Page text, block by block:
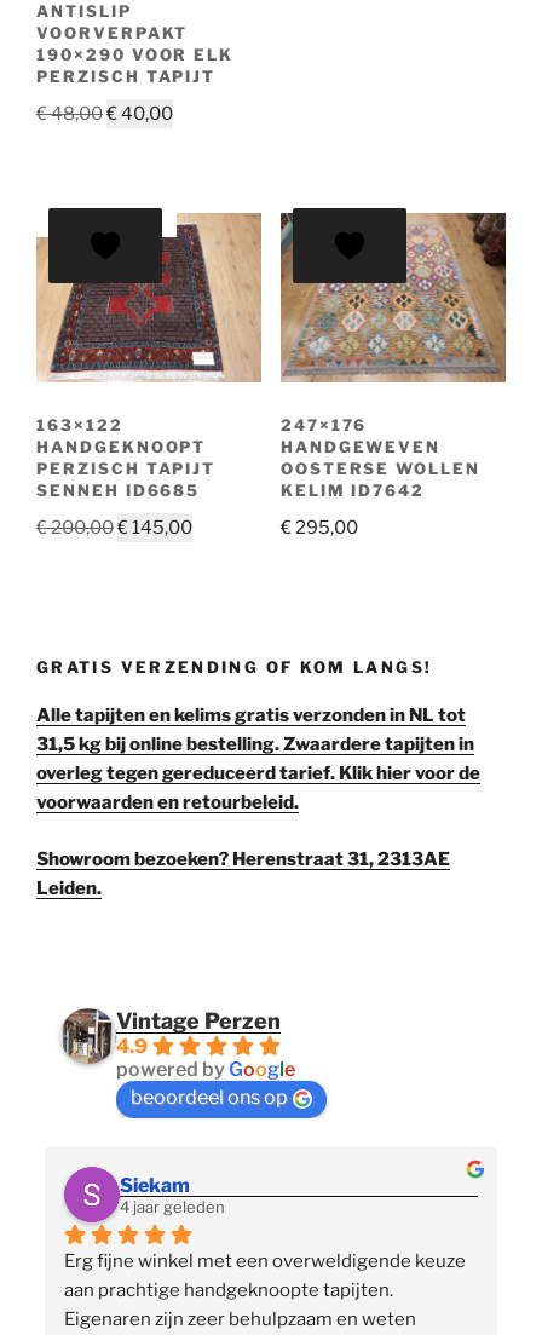
ANTISLIP
VOORVERPAKT
190×290 VOOR ELK
PERZISCH TAPIJT
€48,00Oorspronkelijke
€40,00Huidige
AANBIEDING!
163×122
HANDGEKNOOPT
PERZISCH TAPIJT
SENNEH ID6685
€200,00Oorspronkelijke
€145,00Huidige
247×176
HANDGEWEVEN
OOSTERSE WOLLEN
KELIM ID7642
€295,00
GRATIS VERZENDING OF KOM LANGS!
Alle tapijten en kelims gratis verzonden in NL tot
31,5 kg bij online bestelling. Zwaardere tapijten in
overleg tegen gereduceerd tarief. Klik hier voor de
voorwaarden en retourbeleid.
Showroom bezoeken? Herenstraat 31, 2313AE
Leiden.
Vintage Perzen
4.9
powered byGoogle
beoordeel ons op
Siekam
4 jaar geleden
Erg fijne winkel met een overweldigende keuze
aan prachtige handgeknoopte tapijten.
Eigenaren zijn zeer behulpzaam en weten